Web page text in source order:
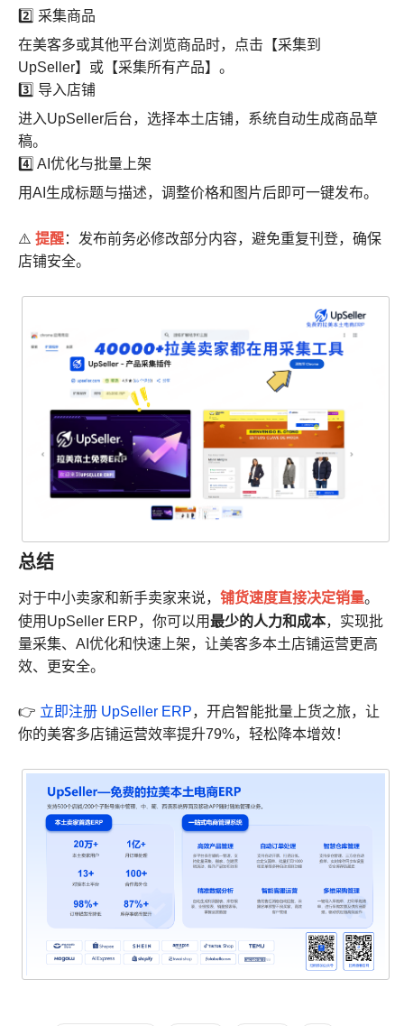
2️⃣ 采集商品
在美客多或其他平台浏览商品时，点击【采集到
UpSeller】或【采集所有产品】。
3️⃣ 导入店铺
进入UpSeller后台，选择本土店铺，系统自动生成商品草
稿。
4️⃣ AI优化与批量上架
用AI生成标题与描述，调整价格和图片后即可一键发布。
⚠️ 提醒：发布前务必修改部分内容，避免重复刊登，确保
店铺安全。
总结
对于中小卖家和新手卖家来说， 铺货速度直接决定销量。
使用UpSeller ERP，你可以用最少的人力和成本，实现批
量采集、AI优化和快速上架，让美客多本土店铺运营更高
效、更安全。
👉 立即注册 UpSeller ERP，开启智能批量上货之旅，让
你的美客多店铺运营效率提升79%，轻松降本增效！